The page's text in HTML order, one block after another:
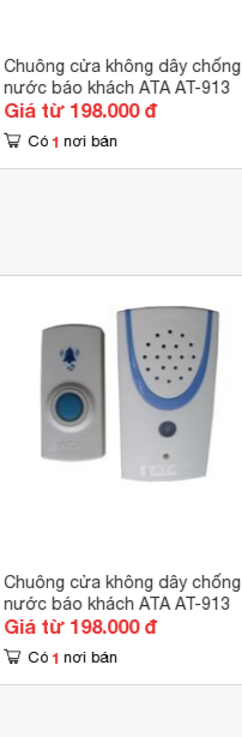
Chuông cửa không dây chống
nước báo khách ATA AT-913
Giá từ 198.000 đ
Có 1 nơi bán
Chuông cửa không dây chống
nước báo khách ATA AT-913
Giá từ 198.000 đ
Có 1 nơi bán